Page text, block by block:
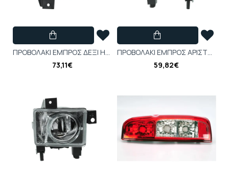
ΠΡΟΒΟΛΑΚΙ ΕΜΠΡΟΣ ΔΕΞΙ Η3 OPEL SIGNUM, VECTRA C 09.05-09.08 - 442-2014R-UE
73,11€
ΠΡΟΒΟΛΑΚΙ ΕΜΠΡΟΣ ΑΡΙΣΤΕΡΟ Η3 OPEL SIGNUM, VECTRA C 09.05-09.08 - TYC 19-0888-05-2
59,82€